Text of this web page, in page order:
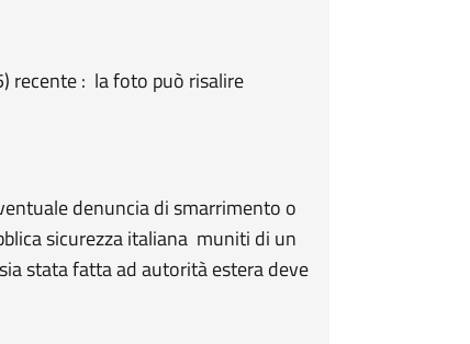
recente : la foto può risalire
denuncia di smarrimento o
sicurezza italiana muniti di un
stata fatta ad autorità estera deve